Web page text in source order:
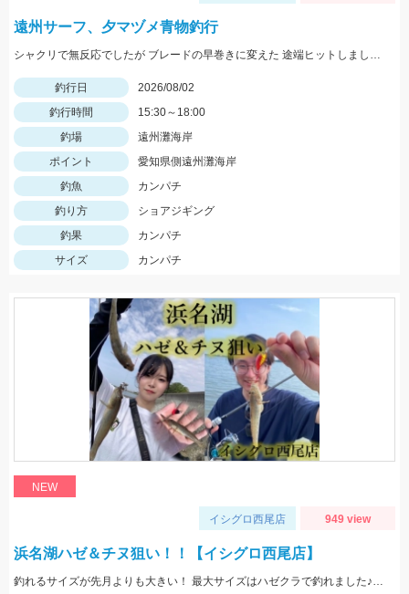
遠州サーフ、夕マヅメ青物釣行
シャクリで無反応でしたが ブレードの早巻きに変えた 途端ヒットしましたよ！
釣行日
2026/08/02
釣行時間
15:30～18:00
釣場
遠州灘海岸
ポイント
愛知県側遠州灘海岸
釣魚
カンパチ
釣り方
ショアジギング
釣果
カンパチ
サイズ
カンパチ
NEW
イシグロ西尾店 949 view
浜名湖ハゼ＆チヌ狙い！！【イシグロ西尾店】
釣れるサイズが先月よりも大きい！ 最大サイズはハゼクラで釣れました♪ 夕マヅメは一面ボイルだらけ！！果たして結果は...